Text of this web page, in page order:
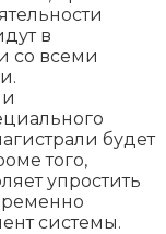
в
со всеми
будет
того,
упростить
системы.